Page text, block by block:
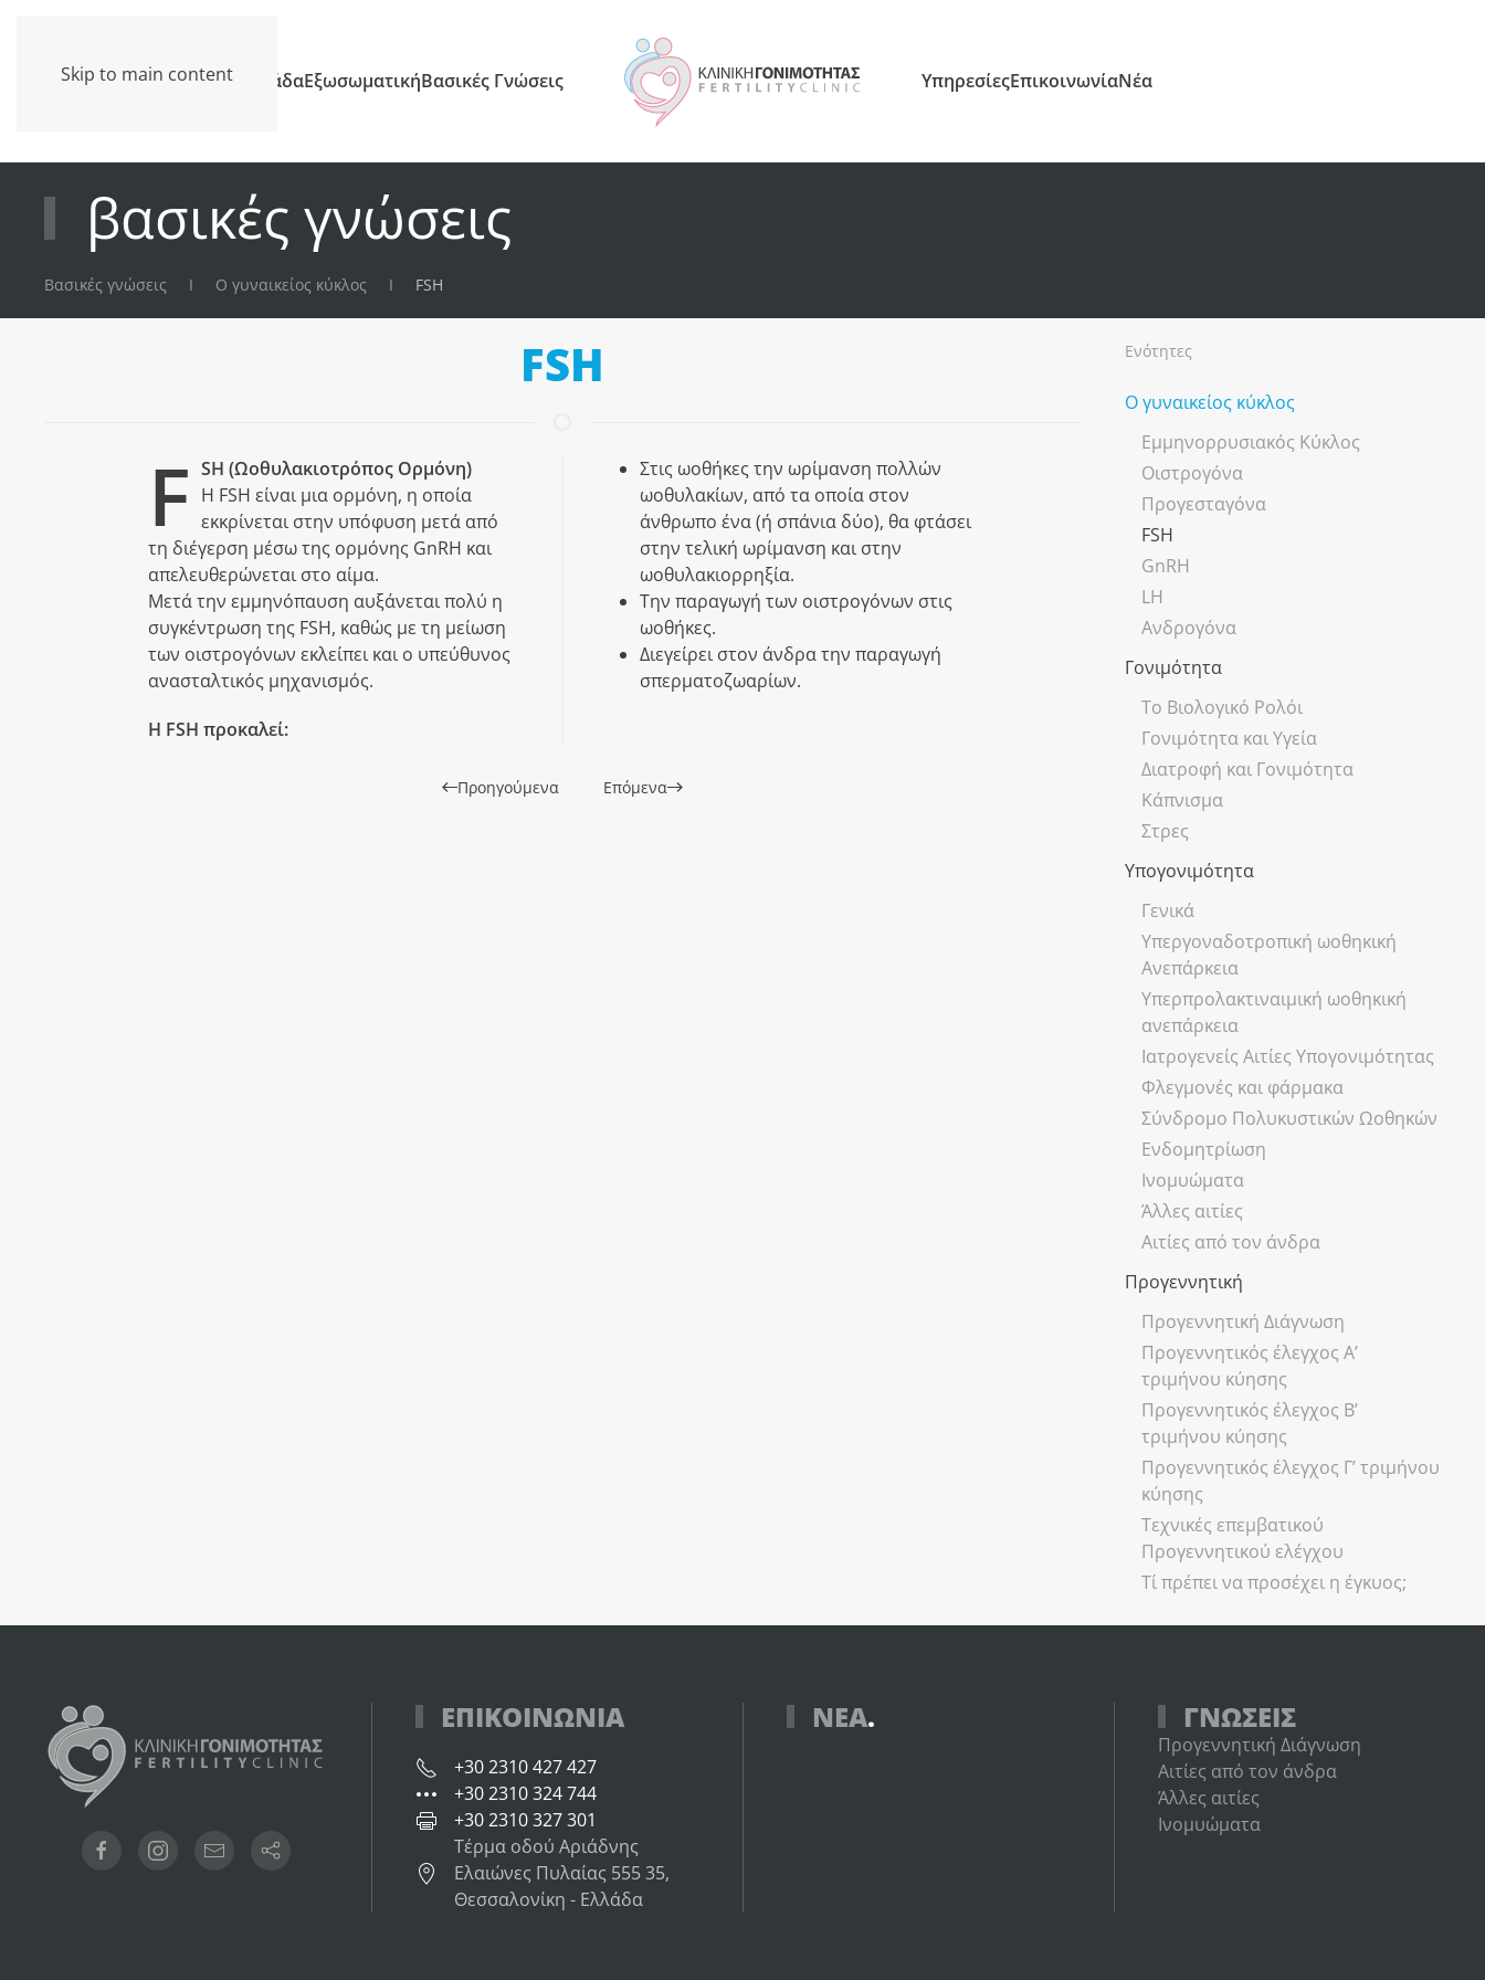
Skip to main content
Κλινική ΟμάδαΕξωσωματικήΒασικές Γνώσεις ΥπηρεσίεςΕπικοινωνίαΝέα
βασικές γνώσεις
Βασικές γνώσεις Ο γυναικείος κύκλος FSH
FSH
F SH (Ωοθυλακιοτρόπος Ορμόνη)
Η FSH είναι μια ορμόνη, η οποία
εκκρίνεται στην υπόφυση μετά από
τη διέγερση μέσω της ορμόνης GnRH και
απελευθερώνεται στο αίμα.
Μετά την εμμηνόπαυση αυξάνεται πολύ η
συγκέντρωση της FSH, καθώς με τη μείωση
των οιστρογόνων εκλείπει και ο υπεύθυνος
ανασταλτικός μηχανισμός.
Η FSH προκαλεί:
Στις ωοθήκες την ωρίμανση πολλών
ωοθυλακίων, από τα οποία στον
άνθρωπο ένα (ή σπάνια δύο), θα φτάσει
στην τελική ωρίμανση και στην
ωοθυλακιορρηξία.
Την παραγωγή των οιστρογόνων στις
ωοθήκες.
Διεγείρει στον άνδρα την παραγωγή
σπερματοζωαρίων.
Προηγούμενα Επόμενα
Ενότητες
Ο γυναικείος κύκλος
Εμμηνορρυσιακός Κύκλος
Οιστρογόνα
Προγεσταγόνα
FSH
GnRH
LH
Ανδρογόνα
Γονιμότητα
Το Βιολογικό Ρολόι
Γονιμότητα και Υγεία
Διατροφή και Γονιμότητα
Κάπνισμα
Στρες
Υπογονιμότητα
Γενικά
Υπεργοναδοτροπική ωοθηκική
Ανεπάρκεια
Υπερπρολακτιναιμική ωοθηκική
ανεπάρκεια
Ιατρογενείς Αιτίες Υπογονιμότητας
Φλεγμονές και φάρμακα
Σύνδρομο Πολυκυστικών Ωοθηκών
Ενδομητρίωση
Ινομυώματα
Άλλες αιτίες
Αιτίες από τον άνδρα
Προγεννητική
Προγεννητική Διάγνωση
Προγεννητικός έλεγχος Α’
τριμήνου κύησης
Προγεννητικός έλεγχος Β’
τριμήνου κύησης
Προγεννητικός έλεγχος Γ’ τριμήνου
κύησης
Τεχνικές επεμβατικού
Προγεννητικού ελέγχου
Τί πρέπει να προσέχει η έγκυος;
ΕΠΙΚΟΙΝΩΝΙΑ
+30 2310 427 427
+30 2310 324 744
+30 2310 327 301
Τέρμα οδού Αριάδνης
Ελαιώνες Πυλαίας 555 35,
Θεσσαλονίκη - Ελλάδα
ΝΕΑ. ΓΝΩΣΕΙΣ
Προγεννητική Διάγνωση
Αιτίες από τον άνδρα
Άλλες αιτίες
Ινομυώματα